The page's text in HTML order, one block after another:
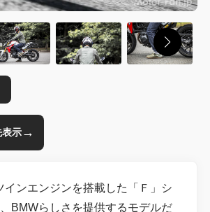
示→
ンエンジンを搭載した「Ｆ」シ
BMWらしさを提供するモデルだ